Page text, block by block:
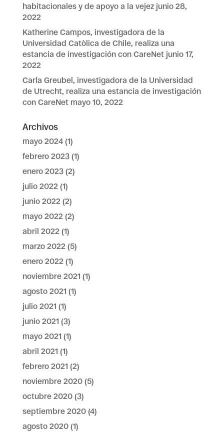
habitacionales y de apoyo a la vejez junio 28,
2022
Katherine Campos, investigadora de la
Universidad Catòlica de Chile, realiza una
estancia de investigación con CareNet junio 17,
2022
Carla Greubel, investigadora de la Universidad
de Utrecht, realiza una estancia de investigación
con CareNet mayo 10, 2022
Archivos
mayo 2024(1)
febrero 2023(1)
enero 2023(2)
julio 2022(1)
junio 2022(2)
mayo 2022(2)
abril 2022(1)
marzo 2022(5)
enero 2022(1)
noviembre 2021 (1)
agosto 2021 (1)
julio 2021 (1)
junio 2021 (3)
mayo 2021 (1)
abril 2021 (1)
febrero 2021 (2)
noviembre 2020(5)
octubre 2020(3)
septiembre 2020(4)
agosto 2020(1)